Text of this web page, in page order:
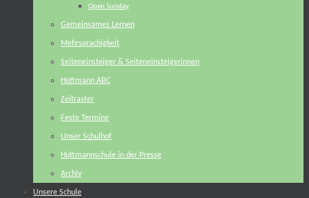
Open Sunday
Gemeinsames Lernen
Mehrsprachigkeit
Seiteneinsteiger & Seiteneinsteigerinnen
Hüttmann ABC
Zeitraster
Feste Termine
Unser Schulhof
Hüttmannschule in der Presse
Archiv
Unsere Schule